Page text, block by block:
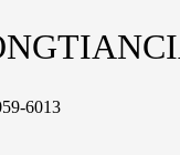
6013